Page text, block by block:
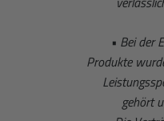
• Bei der
Produkte
gehört